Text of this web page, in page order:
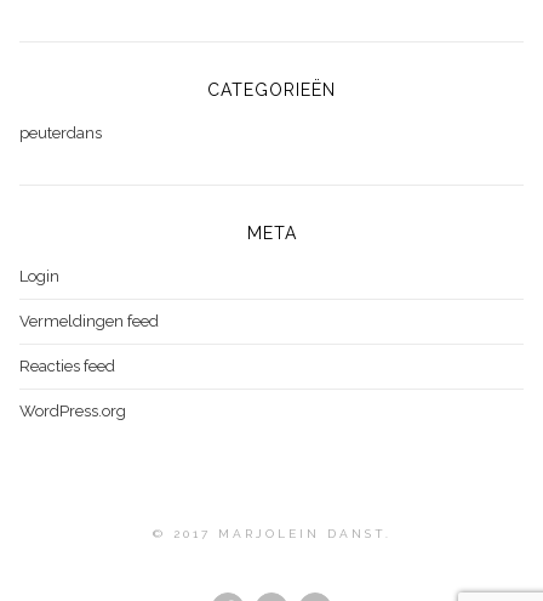
CATEGORIEËN
peuterdans
META
Login
Vermeldingen feed
Reacties feed
WordPress.org
© 2017 MARJOLEIN DANST.